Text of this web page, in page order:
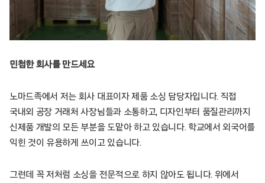
민첩한 회사를 만드세요
노마드족에서 저는 회사 대표이자 제품 소싱 담당자입니다. 직접
국내외 공장 거래처 사장님들과 소통하고, 디자인부터 품질관리까지
신제품 개발의 모든 부분을 도맡아 하고 있습니다. 학교에서 외국어를
익힌 것이 유용하게 쓰이고 있습니다.
그런데 꼭 저처럼 소싱을 전문적으로 하지 않아도 됩니다. 위에서